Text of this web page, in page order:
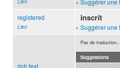
Lien
» Suggérer une
registered
Lien
inscrit
» Suggérer une
rich text
Pas de traduction...
Suggestions